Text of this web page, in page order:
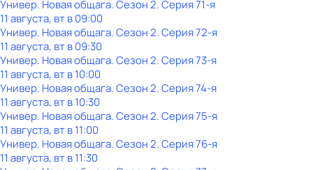
Универ. Новая общага. Сезон 2. Серия 71-я
11 августа, вт в 09:00
Универ. Новая общага. Сезон 2. Серия 72-я
11 августа, вт в 09:30
Универ. Новая общага. Сезон 2. Серия 73-я
11 августа, вт в 10:00
Универ. Новая общага. Сезон 2. Серия 74-я
11 августа, вт в 10:30
Универ. Новая общага. Сезон 2. Серия 75-я
11 августа, вт в 11:00
Универ. Новая общага. Сезон 2. Серия 76-я
11 августа, вт в 11:30